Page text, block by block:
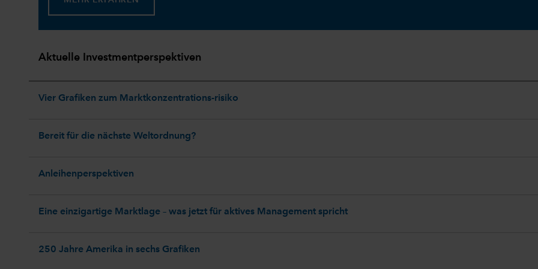
Aktuelle Investmentperspektiven
Vier Grafiken zum Marktkonzentrations-risiko
Bereit für die nächste Weltordnung?
Anleihenperspektiven
Eine einzigartige Marktlage – was jetzt für aktives Management spricht
250 Jahre Amerika in sechs Grafiken